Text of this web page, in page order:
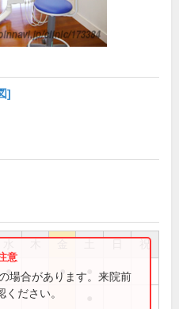
]
祝
● ●
場合があります。来院前
ださい。